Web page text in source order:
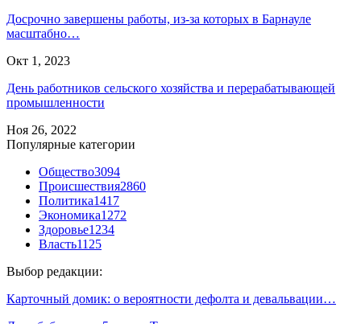
Досрочно завершены работы, из-за которых в Барнауле
масштабно…
Окт 1, 2023
День работников сельского хозяйства и перерабатывающей
промышленности
Ноя 26, 2022
Популярные категории
Общество3094
Происшествия2860
Политика1417
Экономика1272
Здоровье1234
Власть1125
Выбор редакции:
Карточный домик: о вероятности дефолта и девальвации…